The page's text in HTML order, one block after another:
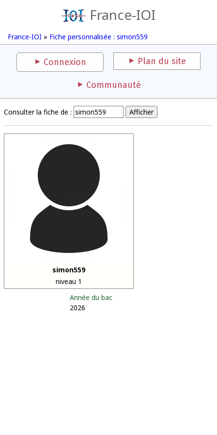
France-IOI
France-IOI » Fiche personnalisée : simon559
Connexion Plan du site
Communauté
Consulter la fiche de :
simon559
niveau 1
Année du bac
2026